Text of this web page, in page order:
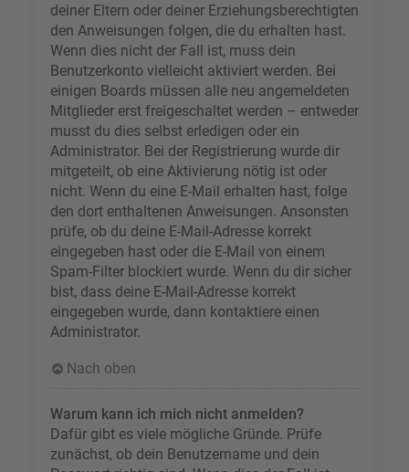
deiner Eltern oder deiner Erziehungsberechtigten
den Anweisungen folgen, die du erhalten hast.
Wenn dies nicht der Fall ist, muss dein
Benutzerkonto vielleicht aktiviert werden. Bei
einigen Boards müssen alle neu angemeldeten
Mitglieder erst freigeschaltet werden – entweder
musst du dies selbst erledigen oder ein
Administrator. Bei der Registrierung wurde dir
mitgeteilt, ob eine Aktivierung nötig ist oder
nicht. Wenn du eine E-Mail erhalten hast, folge
den dort enthaltenen Anweisungen. Ansonsten
prüfe, ob du deine E-Mail-Adresse korrekt
eingegeben hast oder die E-Mail von einem
Spam-Filter blockiert wurde. Wenn du dir sicher
bist, dass deine E-Mail-Adresse korrekt
eingegeben wurde, dann kontaktiere einen
Administrator.
Nach oben
Warum kann ich mich nicht anmelden?
Dafür gibt es viele mögliche Gründe. Prüfe
zunächst, ob dein Benutzername und dein